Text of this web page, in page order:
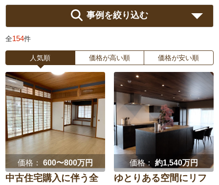
事例を絞り込む
全154件
人気順 価格が高い順 価格が安い順
価格：600〜800万円
中古住宅購入に伴う全
価格： 約1,540万円
ゆとりある空間にリフ